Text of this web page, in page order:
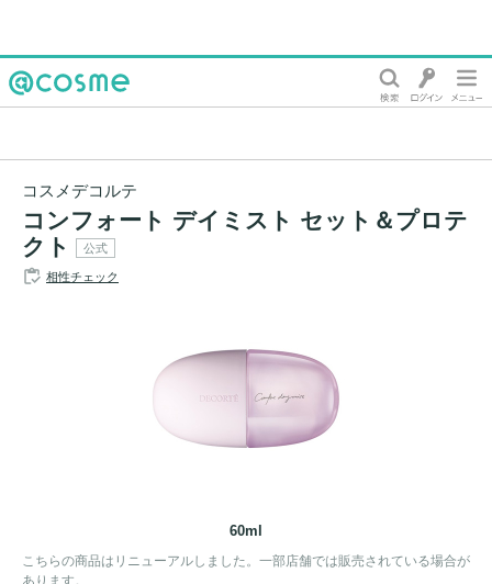
コスメデコルテ
コンフォート デイミスト セット＆プロテ
クト
公式
相性チェック
60ml
こちらの商品はリニューアルしました。一部店舗では販売されている場合が
あります。